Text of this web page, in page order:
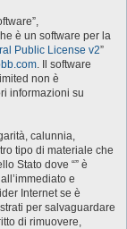
è un software per la
Public License v2”
. Il software
non è
informazioni su
calunnia,
tipo di materiale che
Stato dove “” è
e
Internet se è
per salvaguardare
di rimuovere,